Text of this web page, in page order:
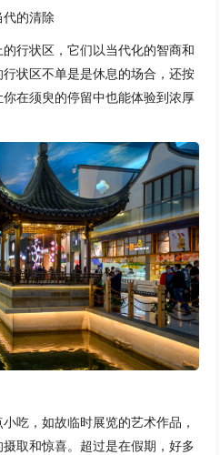
的清除
行状区，它们以当代化的智商和
状区不单是是休息的场合，还按
在须臾的停留中也能体验到浓厚
吃，如故临时展览的艺术作品，
取和惊喜。超过是在假期，好多